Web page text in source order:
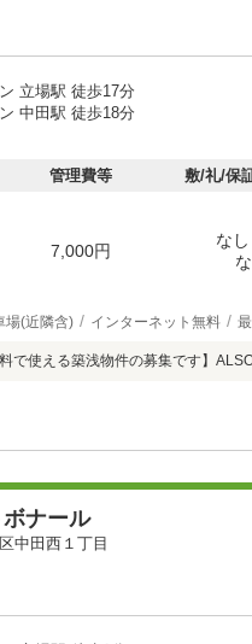
立場駅 徒歩17分
中田駅 徒歩18分
管理費等 敷/礼/保
7,000円
な
場(近隣含) インターネット無料
で使える築浅物件の募集です】
ナール
中田西１丁目